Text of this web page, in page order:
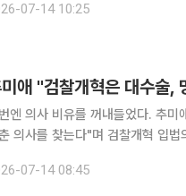
07-14 10:25
애 "검찰개혁은 대수술,
엔 의사 비유를 꺼내들었다. 추
의사를 찾는다"며 검찰개혁 입
데이 취재를 종합하면 추 지사는
07-14 08:45